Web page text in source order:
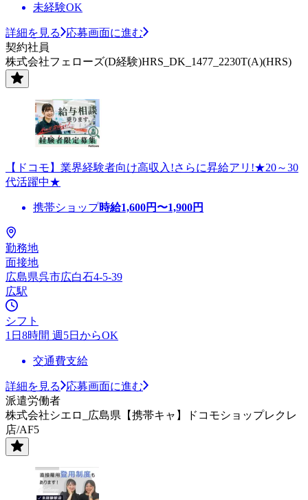
未経験OK
詳細を見る
応募画面に進む
契約社員
株式会社フェローズ(D経験)HRS_DK_1477_2230T(A)(HRS)
【ドコモ】業界経験者向け高収入!さらに昇給アリ!★20～30
代活躍中★
携帯ショップ時給1,600円〜1,900円
勤務地
面接地
広島県呉市広白石4-5-39
広駅
シフト
1日8時間 週5日からOK
交通費支給
詳細を見る
応募画面に進む
派遣労働者
株式会社シエロ_広島県【携帯キャ】ドコモショップレクレ
店/AF5